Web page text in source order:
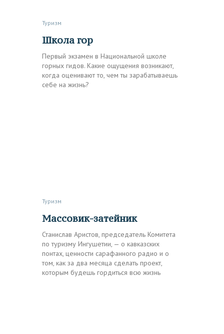
Туризм
Школа гор
Первый экзамен в Национальной школе
горных гидов. Какие ощущения возникают,
когда оценивают то, чем ты зарабатываешь
себе на жизнь?
Туризм
Массовик-затейник
Станислав Аристов, председатель Комитета
по туризму Ингушетии, — о кавказских
понтах, ценности сарафанного радио и о
том, как за два месяца сделать проект,
которым будешь гордиться всю жизнь